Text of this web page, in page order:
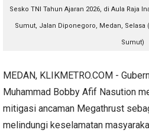
Sesko TNI Tahun Ajaran 2026, di Aula Raja
Sumut, Jalan Diponegoro, Medan, Selasa
Sumut)
MEDAN, KLIKMETRO.COM -
Muhammad Bobby Afif Nasution
mitigasi ancaman Megathrust
melindungi keselamatan